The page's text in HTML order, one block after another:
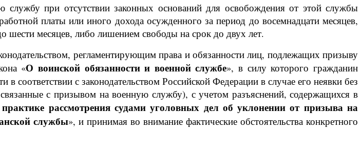
при отсутствии законных оснований для освобождения от этой службы
платы или иного дохода осужденного за период до восемнадцати месяцев,
шести месяцев, либо лишением свободы на срок до двух лет.
регламентирующим права и обязанности лиц, подлежащих призыву
«О воинской обязанности и военной службе», в силу которого гражданин
соответствии с законодательством Российской Федерации в случае его неявки без
с призывом на военную службу), с учетом разъяснений, содержащихся в
рассмотрения судами уголовных дел об уклонении от призыва на
службы», и принимая во внимание фактические обстоятельства конкретного